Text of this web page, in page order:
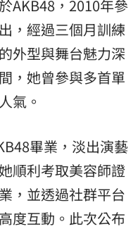
AKB48，2010年參
，經過三個月訓練
外型與舞台魅力深
，她曾參與多首單
氣。
畢業，淡出演藝
順利考取美容師證
，並透過社群平台
度互動。此次公布